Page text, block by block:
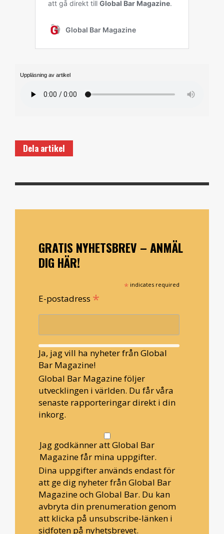
Uppläsning av artikel
Dela artikel
GRATIS NYHETSBREV – ANMÄL
DIG HÄR!
* indicates required
E-postadress *
Ja, jag vill ha nyheter från Global
Bar Magazine!
Global Bar Magazine följer
utvecklingen i världen. Du får våra
senaste rapporteringar direkt i din
inkorg.
Jag godkänner att Global Bar
Magazine får mina uppgifter.
Dina uppgifter används endast för
att ge dig nyheter från Global Bar
Magazine och Global Bar. Du kan
avbryta din prenumeration genom
att klicka på unsubscribe-länken i
sidfoten på nyhetsbrevet.